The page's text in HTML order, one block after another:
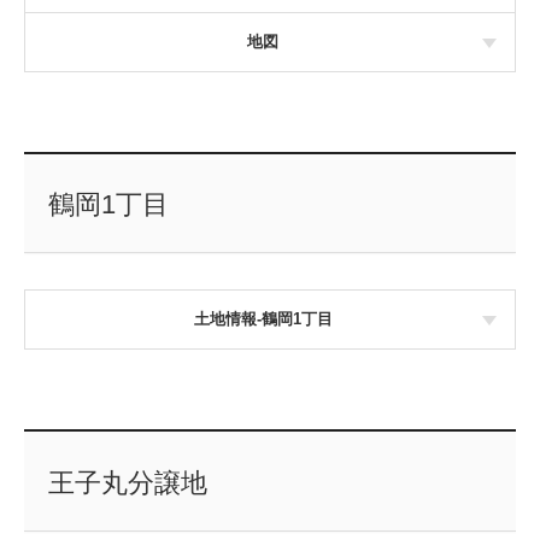
地図
鶴岡1丁目
土地情報-鶴岡1丁目
王子丸分譲地